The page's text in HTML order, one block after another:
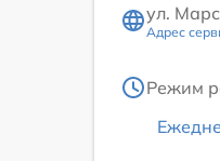
ул.
Адрес
Режим